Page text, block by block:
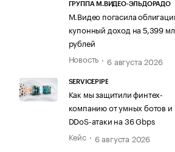
ГРУППА М.ВИДЕО-ЭЛЬДОРАДО
М.Видео погасила
купонный доход на 5,399
рублей
Новость
6 августа 2026
SERVICEPIPE
Как мы защитили финтех-
компанию от умных ботов и
DDoS-атаки на 36 Gbps
Кейс
6 августа 2026